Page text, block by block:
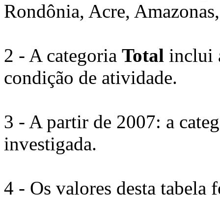
Rondônia, Acre,
2 - A categoria Total inclui
condição de atividade.
3 - A partir de 2007: a
investigada.
4 - Os valores desta tabela